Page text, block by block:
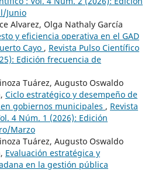
Junio
Alvarez, Olga Nathaly García
y eficiencia operativa en el GAD
Cayo , Revista Pulso Científico
Edición frecuencia de
Tuárez, Augusto Oswaldo
Ciclo estratégico y desempeño de
gobiernos municipales , Revista
4 Núm. 1 (2026): Edición
Marzo
Tuárez, Augusto Oswaldo
Evaluación estratégica y
en la gestión pública